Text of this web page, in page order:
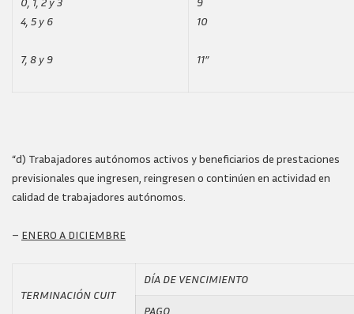
4, 5 y 6
7, 8 y 9
10
11”
“d) Trabajadores autónomos activos y beneficiarios de prestaciones
previsionales que ingresen, reingresen o continúen en actividad en
calidad de trabajadores autónomos.
– ENERO A DICIEMBRE
TERMINACIÓN CUIT
DÍA DE VENCIMIENTO
PAGO